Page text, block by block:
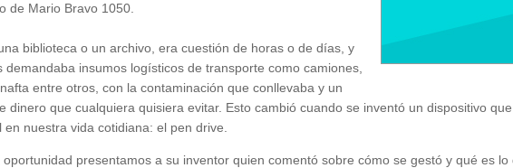
de Mario Bravo 1050.
biblioteca o un archivo, era cuestión de horas o de días, y
demandaba insumos logísticos de transporte como camiones,
entre otros, con la contaminación que conllevaba y un
dinero que cualquiera quisiera evitar. Esto cambió cuando se inventó un dispositivo
en nuestra vida cotidiana: el pen drive.
oportunidad presentamos a su inventor quien comentó sobre cómo se gestó y qué es lo